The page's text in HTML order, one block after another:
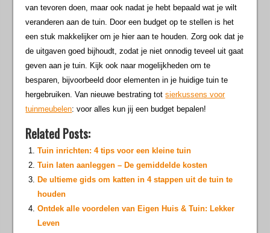
van tevoren doen, maar ook nadat je hebt bepaald wat je wilt
veranderen aan de tuin. Door een budget op te stellen is het
een stuk makkelijker om je hier aan te houden. Zorg ook dat je
de uitgaven goed bijhoudt, zodat je niet onnodig teveel uit gaat
geven aan je tuin. Kijk ook naar mogelijkheden om te
besparen, bijvoorbeeld door elementen in je huidige tuin te
hergebruiken. Van nieuwe bestrating totsierkussens voor
tuinmeubelen: voor alles kun jij een budget bepalen!
Related Posts:
Tuin inrichten: 4 tips voor een kleine tuin
Tuin laten aanleggen – De gemiddelde kosten
De ultieme gids om katten in 4 stappen uit de tuin te
houden
Ontdek alle voordelen van Eigen Huis & Tuin: Lekker
Leven